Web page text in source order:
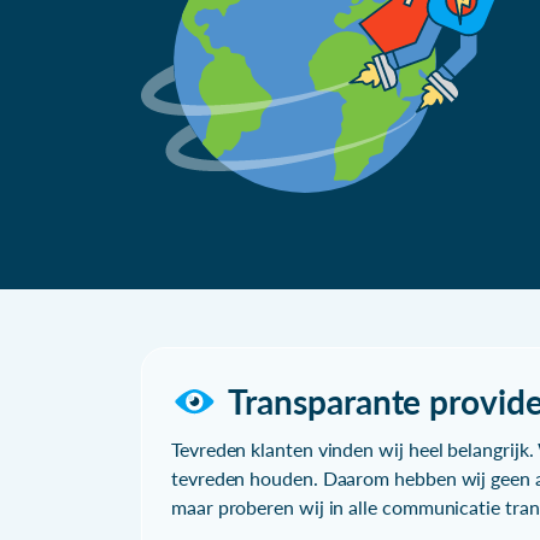
Transparante
Tevreden klanten vinden wij heel
tevreden houden. Daarom hebben wij geen
maar proberen wij in alle communicatie